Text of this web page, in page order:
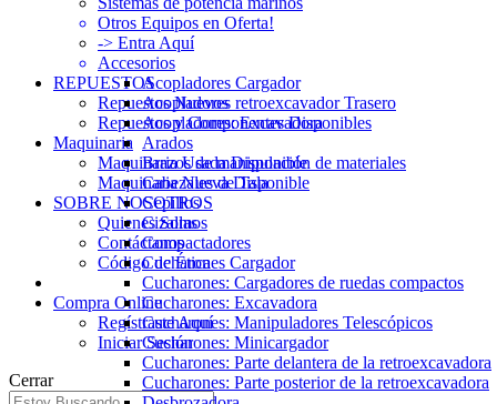
Otros Equipos en Oferta!
-> Entra Aquí
Accesorios
Acopladores Cargador
Acopladores retroexcavador Trasero
Acopladores: Excavadora
Arados
Brazos de manipulación de materiales
Cabezales de Tala
Cepillos
Cizallas
Compactadores
Cucharones Cargador
Cucharones: Cargadores de ruedas compactos
Cucharones: Excavadora
Cucharones: Manipuladores Telescópicos
Cucharones: Minicargador
Cucharones: Parte delantera de la retroexcavadora
Cucharones: Parte posterior de la retroexcavadora
REPUESTOS
Repuestos Nuevos
Repuestos y Componentes Disponibles
Maquinaria
Maquinaria Usada Disponible
Maquinaria Nueva Disponible
SOBRE NOSOTROS
Quienes Somos
Contáctanos
Código de Ética
Compra Online
Regístraste Aquí
Iniciar Sesión
Cerrar